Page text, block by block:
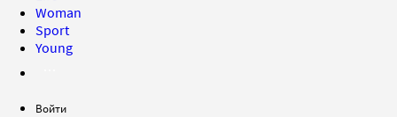
Woman
Sport
Young
Войти